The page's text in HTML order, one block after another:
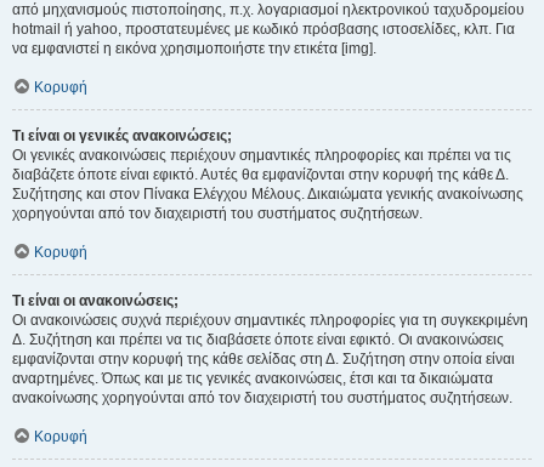
από μηχανισμούς πιστοποίησης, π.χ. λογαριασμοί ηλεκτρονικού ταχυδρομείου
hotmail ή yahoo, προστατευμένες με κωδικό πρόσβασης ιστοσελίδες, κλπ. Για
να εμφανιστεί η εικόνα χρησιμοποιήστε την ετικέτα [img].
Κορυφή
Τι είναι οι γενικές ανακοινώσεις;
Οι γενικές ανακοινώσεις περιέχουν σημαντικές πληροφορίες και πρέπει να τις
διαβάζετε όποτε είναι εφικτό. Αυτές θα εμφανίζονται στην κορυφή της κάθε Δ.
Συζήτησης και στον Πίνακα Ελέγχου Μέλους. Δικαιώματα γενικής ανακοίνωσης
χορηγούνται από τον διαχειριστή του συστήματος συζητήσεων.
Κορυφή
Τι είναι οι ανακοινώσεις;
Οι ανακοινώσεις συχνά περιέχουν σημαντικές πληροφορίες για τη συγκεκριμένη
Δ. Συζήτηση και πρέπει να τις διαβάσετε όποτε είναι εφικτό. Οι ανακοινώσεις
εμφανίζονται στην κορυφή της κάθε σελίδας στη Δ. Συζήτηση στην οποία είναι
αναρτημένες. Όπως και με τις γενικές ανακοινώσεις, έτσι και τα δικαιώματα
ανακοίνωσης χορηγούνται από τον διαχειριστή του συστήματος συζητήσεων.
Κορυφή